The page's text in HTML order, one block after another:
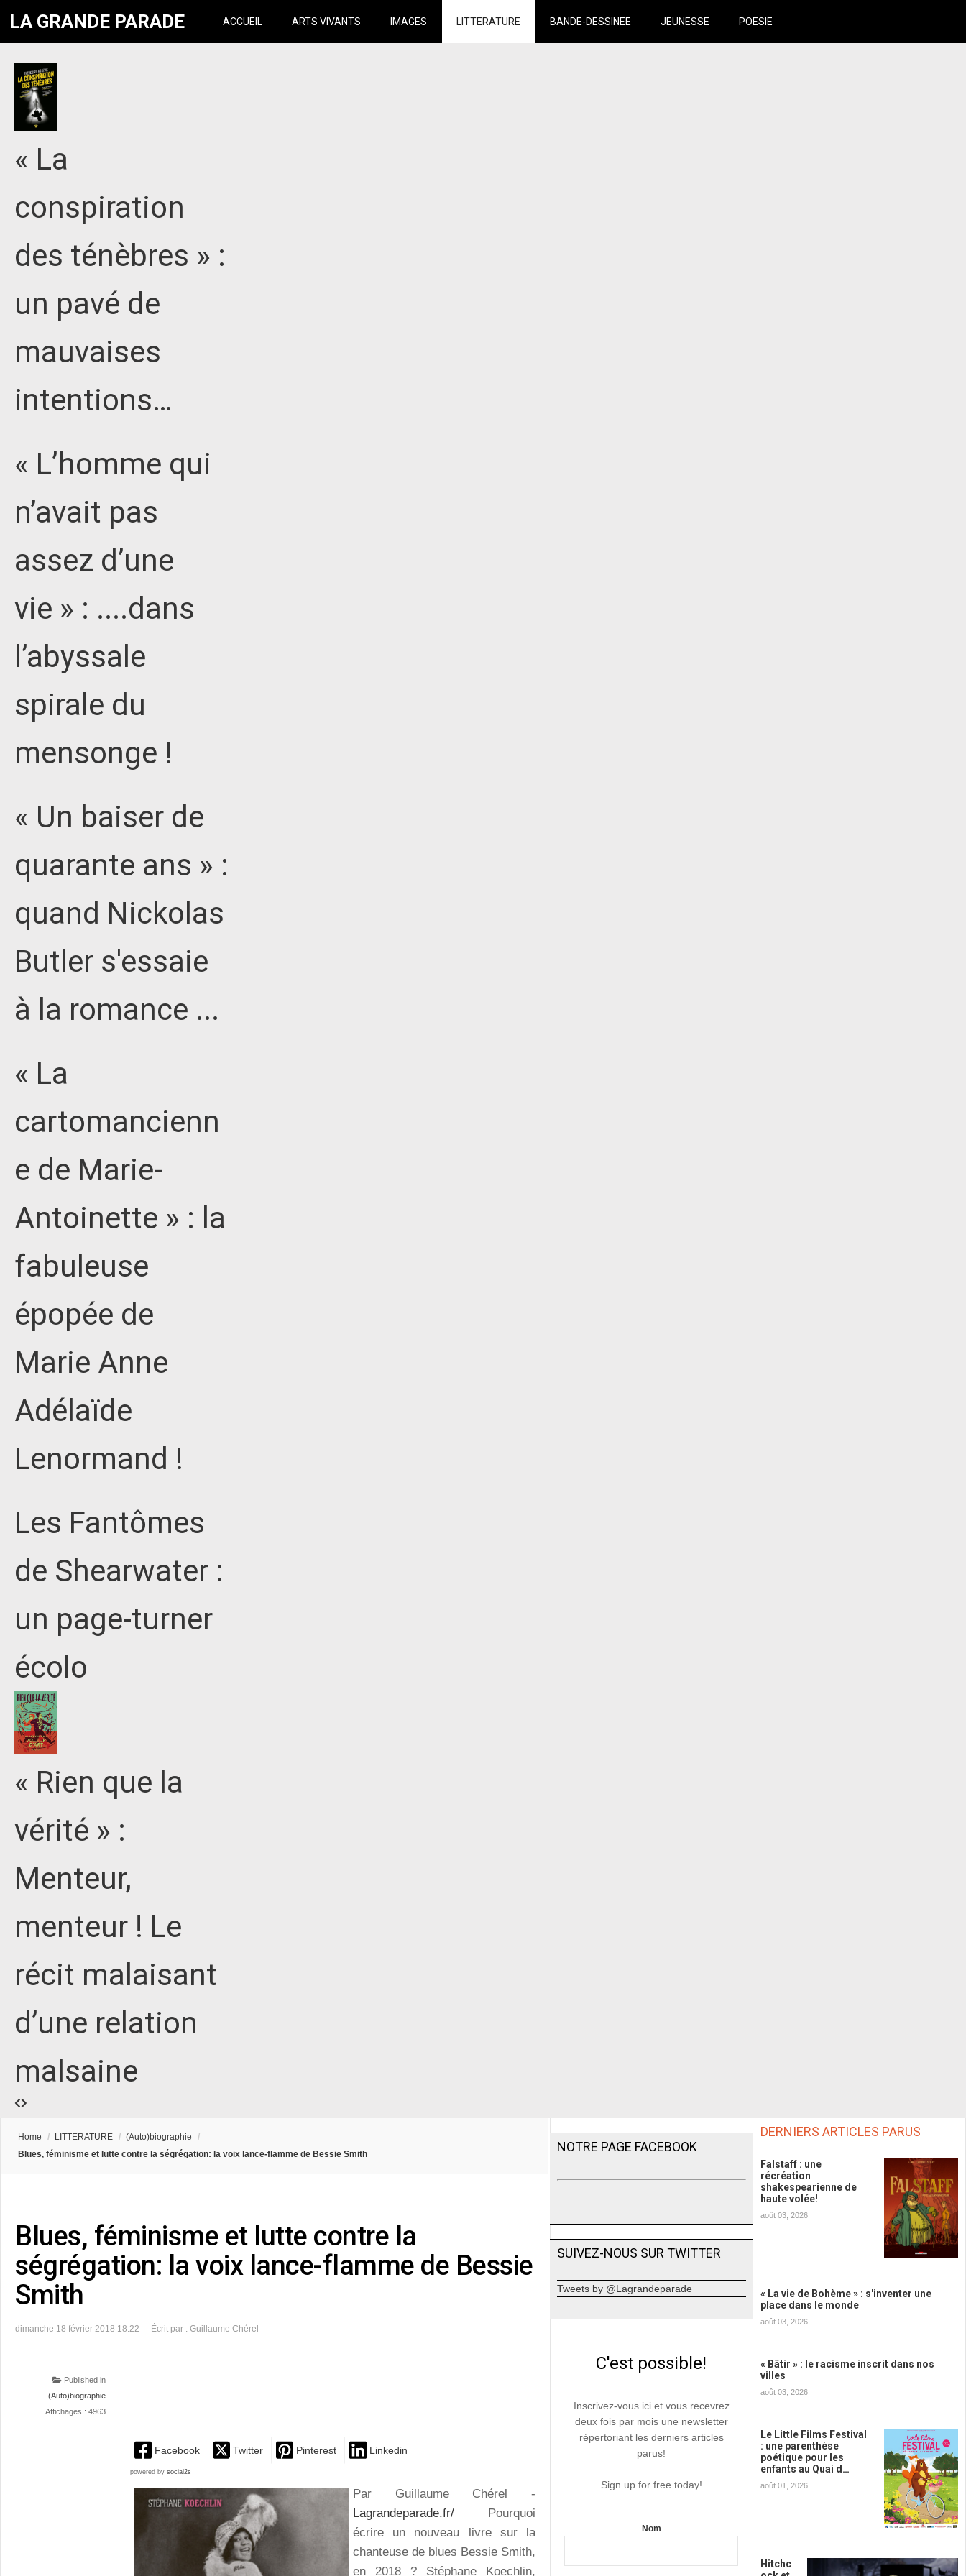
LA GRANDE PARADE ACCUEIL ARTS VIVANTS IMAGES LITTERATURE BANDE-DESSINEE JEUNESSE POESIE
« La
conspiration
des ténèbres » :
un pavé de
mauvaises
intentions…
« L’homme qui
n’avait pas
assez d’une
vie » : ....dans
l’abyssale
spirale du
mensonge !
« Un baiser de
quarante ans » :
quand Nickolas
Butler s'essaie
à la romance ...
« La
cartomancienn
e de Marie-
Antoinette » : la
fabuleuse
épopée de
Marie Anne
Adélaïde
Lenormand !
Les Fantômes
de Shearwater :
un page-turner
écolo
« Rien que la
vérité » :
Menteur,
menteur ! Le
récit malaisant
d’une relation
malsaine
Home / LITTERATURE / (Auto)biographie
/
Blues, féminisme et lutte contre la ségrégation: la voix lance-flamme de Bessie Smith
Blues, féminisme et lutte contre la
ségrégation: la voix lance-flamme de Bessie
Smith
dimanche 18 février 2018 18:22 Écrit par : Guillaume Chérel
Published in
(Auto)biographie
Affichages : 4963
Facebook Twitter Pinterest Linkedin
powered by social2s
Par Guillaume Chérel -
Lagrandeparade.fr/ Pourquoi
écrire un nouveau livre sur la
chanteuse de blues Bessie Smith,
en 2018 ? Stéphane Koechlin,
NOTRE PAGE FACEBOOK
SUIVEZ-NOUS SUR TWITTER
Tweets by @Lagrandeparade
C'est possible!
Inscrivez-vous ici et vous recevrez
deux fois par mois une newsletter
répertoriant les derniers articles
parus!
Sign up for free today!
Nom
DERNIERS ARTICLES PARUS
Falstaff : une
récréation
shakespearienne de
haute volée!
août 03, 2026
« La vie de Bohème » : s'inventer une
place dans le monde
août 03, 2026
« Bâtir » : le racisme inscrit dans nos
villes
août 03, 2026
Le Little Films Festival
: une parenthèse
poétique pour les
enfants au Quai d…
août 01, 2026
Hitchc